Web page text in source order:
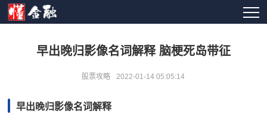
早出晚归影像名词解释 脑梗死岛带征
股票攻略 2022-01-14 05:05:14
早出晚归影像名词解释